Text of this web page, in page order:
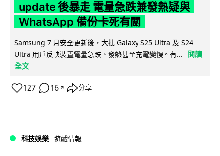
update 後暴走 電量急跌兼發熱疑與
WhatsApp 備份卡死有關
Samsung 7 月安全更新後，大批 Galaxy S25 Ultra 及 S24
Ultra 用戶反映裝置電量急跌、發熱甚至充電變慢。有...
閱讀
全文
127 16 ↗ 分享
科技娛樂 遊戲情報